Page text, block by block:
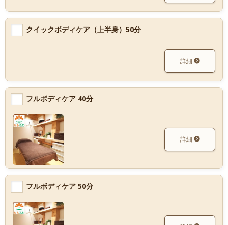
クイックボディケア（上半身）50分
詳細
フルボディケア 40分
詳細
フルボディケア 50分